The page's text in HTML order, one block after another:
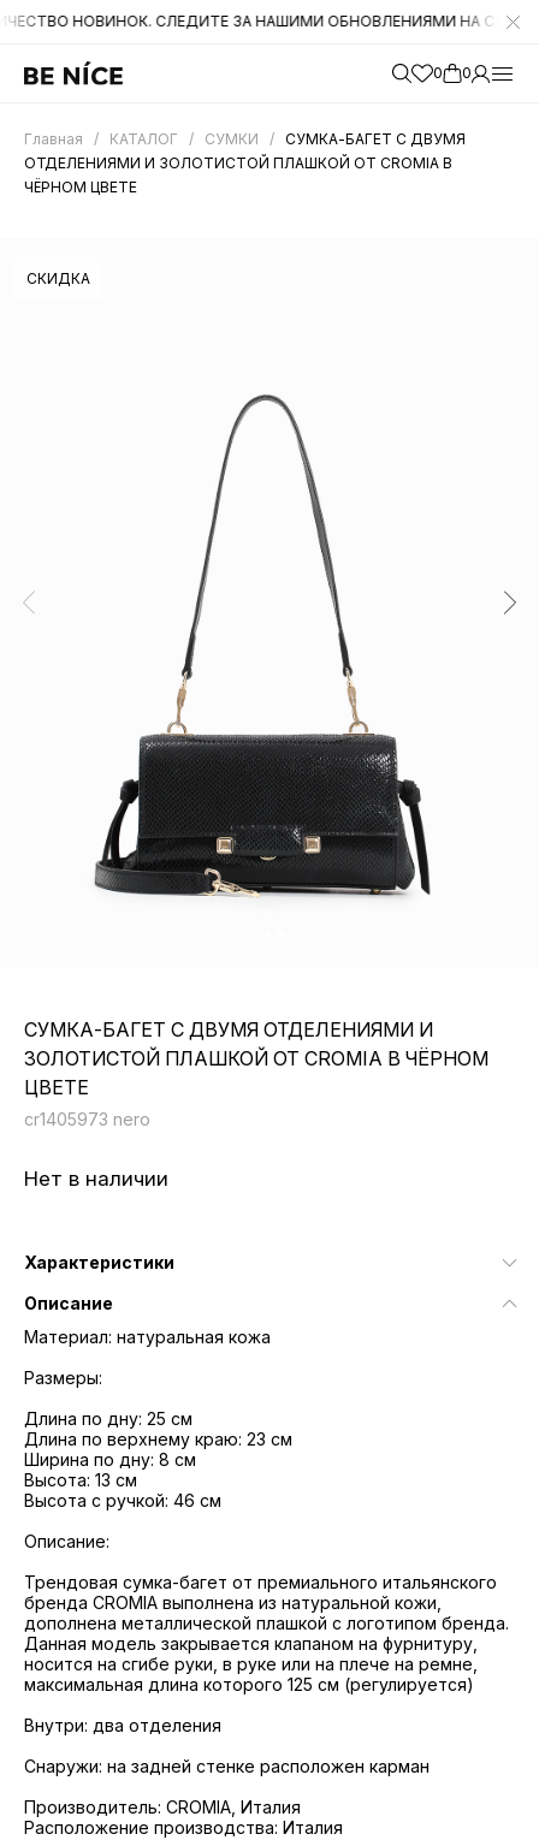
НОВИНОК. СЛЕДИТЕ ЗА НАШИМИ ОБНОВЛЕНИЯМИ НА САЙТЕ. А
0 0
Главная / КАТАЛОГ / СУМКИ / СУМКА-БАГЕТ С ДВУМЯ
ОТДЕЛЕНИЯМИ И ЗОЛОТИСТОЙ ПЛАШКОЙ ОТ CROMIA В
ЧЁРНОМ ЦВЕТЕ
СКИДКА
СУМКА-БАГЕТ С ДВУМЯ ОТДЕЛЕНИЯМИ И
ЗОЛОТИСТОЙ ПЛАШКОЙ ОТ CROMIA В ЧЁРНОМ
ЦВЕТЕ
cr1405973 nero
Нет в наличии
Характеристики
Описание
Материал: натуральная кожа
Размеры:
Длина по дну: 25 см
Длина по верхнему краю: 23 см
Ширина по дну: 8 см
Высота: 13 см
Высота с ручкой: 46 см
Описание:
Трендовая сумка-багет от премиального итальянского
бренда CROMIA выполнена из натуральной кожи,
дополнена металлической плашкой с логотипом бренда.
Данная модель закрывается клапаном на фурнитуру,
носится на сгибе руки, в руке или на плече на ремне,
максимальная длина которого 125 см (регулируется)
Внутри: два отделения
Снаружи: на задней стенке расположен карман
Производитель: CROMIA, Италия
Расположение производства: Италия